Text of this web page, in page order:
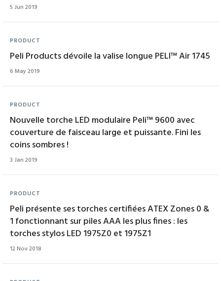
5 Jun 2019
PRODUCT
Peli Products dévoile la valise longue PELI™ Air 1745
6 May 2019
PRODUCT
Nouvelle torche LED modulaire Peli™ 9600 avec
couverture de faisceau large et puissante. Fini les
coins sombres !
3 Jan 2019
PRODUCT
Peli présente ses torches certifiées ATEX Zones 0 &
1 fonctionnant sur piles AAA les plus fines : les
torches stylos LED 1975Z0 et 1975Z1
12 Nov 2018